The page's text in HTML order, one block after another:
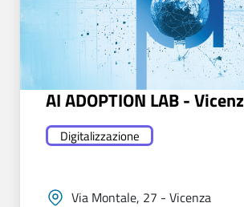
AI ADOPTION LAB -
Digitalizzazione
Via Montale, 27 - Vicenza